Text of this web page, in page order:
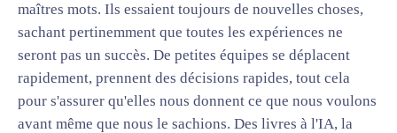
maîtres mots. Ils essaient toujours de nouvelles choses,
sachant pertinemment que toutes les expériences ne
seront pas un succès. De petites équipes se déplacent
rapidement, prennent des décisions rapides, tout cela
pour s'assurer qu'elles nous donnent ce que nous voulons
avant même que nous le sachions. Des livres à l'IA, la